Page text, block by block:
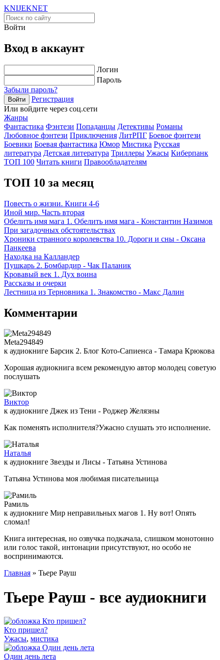
KNIJEKNET
Войти
Вход в аккаунт
Логин
Пароль
Забыли пароль?
Войти
Регистрация
Или войдите через соц.сети
Жанры
Фантастика Фэнтези Попаданцы Детективы Романы
Любовное фэнтези Приключения ЛитРПГ Боевое фэнтези
Боевики Боевая фантастика Юмор Мистика Русская
литература Детская литература Триллеры Ужасы Киберпанк
ТОП 100 Читать книги Правообладателям
ТОП 10 за месяц
Повесть о жизни. Книги 4-6
Иной мир. Часть вторая
Обелить имя мага 1. Обелить имя мага - Константин Назимов
При загадочных обстоятельствах
Хроники странного королевства 10. Дороги и сны - Оксана
Панкеева
Находка на Калландер
Пушкарь 2. Бомбардир - Чак Паланик
Кровавый век 1. Дух воина
Рассказы и очерки
Лестница из Терновника 1. Знакомство - Макс Далин
Комментарии
Meta294849
к аудиокниге Барсик 2. Блог Кото-Сапиенса - Тамара Крюкова
Хорошая аудиокнига всем рекомендую автор молодец советую
послушать
Виктор
к аудиокниге Джек из Тени - Роджер Желязны
Как поменять исполнителя?Ужасно слушать это исполнение.
Наталья
к аудиокниге Звезды и Лисы - Татьяна Устинова
Татьяна Устинова моя любимая писательница
Рамиль
к аудиокниге Мир неправильных магов 1. Ну вот! Опять
сломал!
Книга интересная, но озвучка подкачала, слишком монотонно
или голос такой, интонации присутствуют, но особо не
воспринимаются.
Главная » Тьере Рауш
Тьере Рауш - все аудиокниги
Кто пришел?
Ужасы, мистика
Один день лета